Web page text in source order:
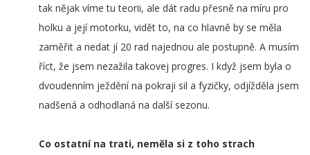
tak nějak víme tu teorii, ale dát radu přesně na míru pro
holku a její motorku, vidět to, na co hlavně by se měla
zaměřit a nedat jí 20 rad najednou ale postupně. A musím
říct, že jsem nezažila takovej progres. I když jsem byla o
dvoudenním ježdění na pokraji sil a fyzičky, odjížděla jsem
nadšená a odhodlaná na další sezonu.
Co ostatní na trati, neměla si z toho strach